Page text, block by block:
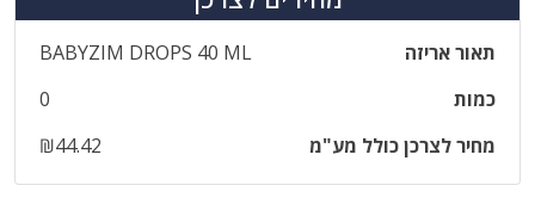
תאור אריזה
BABYZIM DROPS 40 ML
כמות
0
מחיר לצרכן כולל מע"מ
₪44.42